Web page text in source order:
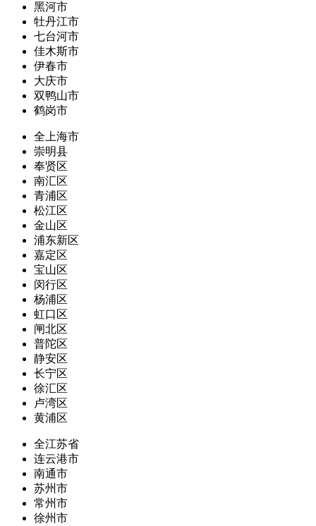
黑河市
牡丹江市
七台河市
佳木斯市
伊春市
大庆市
双鸭山市
鹤岗市
全上海市
崇明县
奉贤区
南汇区
青浦区
松江区
金山区
浦东新区
嘉定区
宝山区
闵行区
杨浦区
虹口区
闸北区
普陀区
静安区
长宁区
徐汇区
卢湾区
黄浦区
全江苏省
连云港市
南通市
苏州市
常州市
徐州市